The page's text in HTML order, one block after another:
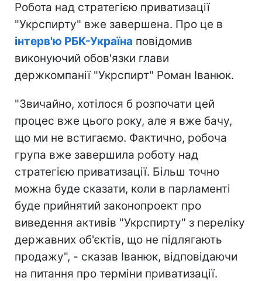
Робота над стратегією приватизації
"Укрспирту" вже завершена. Про це в
інтерв'ю РБК-Україна повідомив
виконуючий обов'язки глави
держкомпанії "Укрспирт" Роман Іванюк.
"Звичайно, хотілося б розпочати цей
процес вже цього року, але я вже бачу,
що ми не встигаємо. Фактично, робоча
група вже завершила роботу над
стратегією приватизації. Більш точно
можна буде сказати, коли в парламенті
буде прийнятий законопроект про
виведення активів "Укрспирту" з переліку
державних об'єктів, що не підлягають
продажу", - сказав Іванюк, відповідаючи
на питання про терміни приватизації.